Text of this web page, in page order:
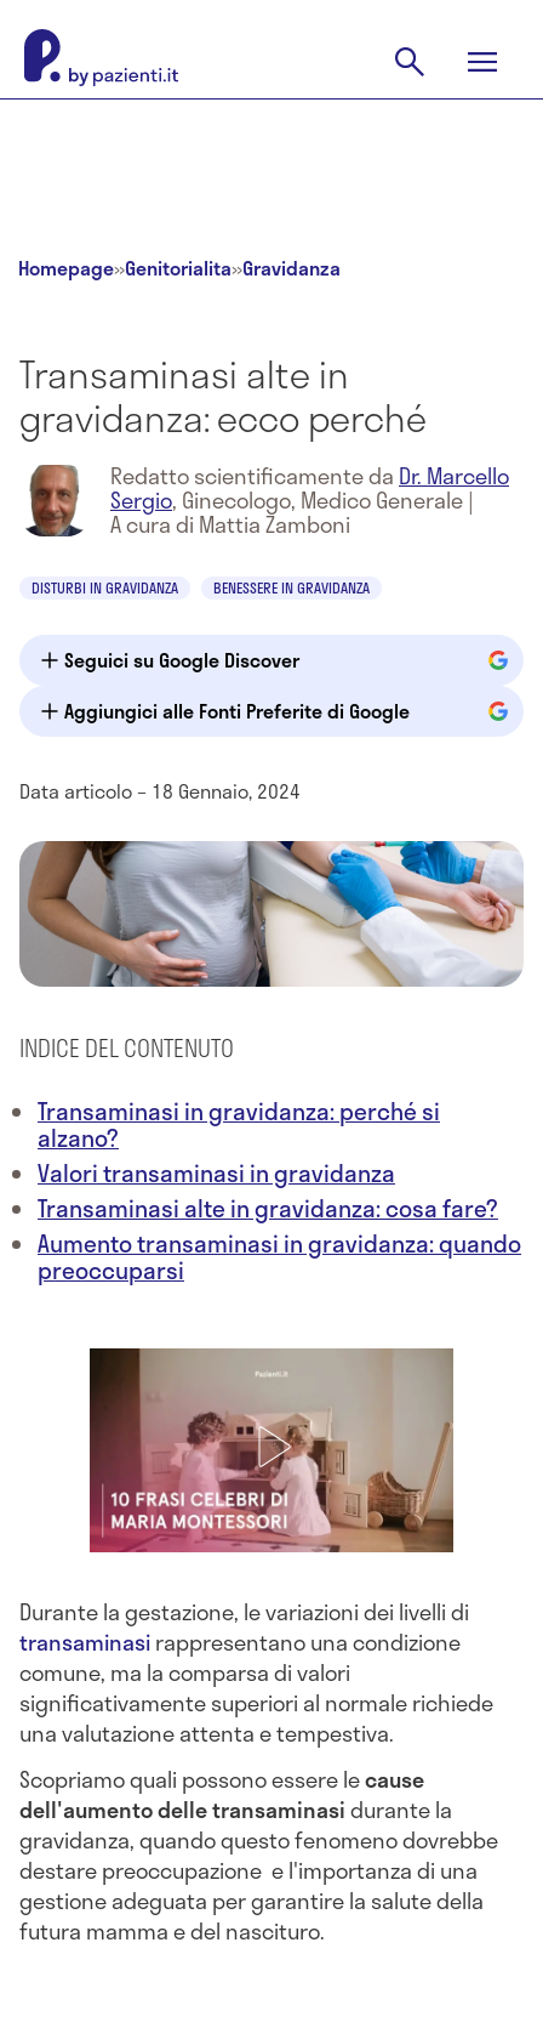
Homepage»Genitorialita»Gravidanza
Transaminasi alte in
gravidanza: ecco perché
Redatto scientificamente da Dr. Marcello
Sergio, Ginecologo, Medico Generale|
A cura di Mattia Zamboni
DISTURBI IN GRAVIDANZA BENESSERE IN GRAVIDANZA
Seguici su Google Discover
Aggiungici alle Fonti Preferite di Google
Data articolo – 18 Gennaio, 2024
INDICE DEL CONTENUTO
Transaminasi in gravidanza: perché si
alzano?
Valori transaminasi in gravidanza
Transaminasi alte in gravidanza: cosa fare?
Aumento transaminasi in gravidanza: quando
preoccuparsi
Durante la gestazione, le variazioni dei livelli di
transaminasirappresentano una condizione
comune, ma la comparsa di valori
significativamente superiori al normale richiede
una valutazione attenta e tempestiva.
Scopriamo quali possono essere lecause
dell'aumento delle transaminasidurante la
gravidanza, quando questo fenomeno dovrebbe
destare preoccupazione e l'importanza di una
gestione adeguata per garantire la salute della
futura mamma e del nascituro.